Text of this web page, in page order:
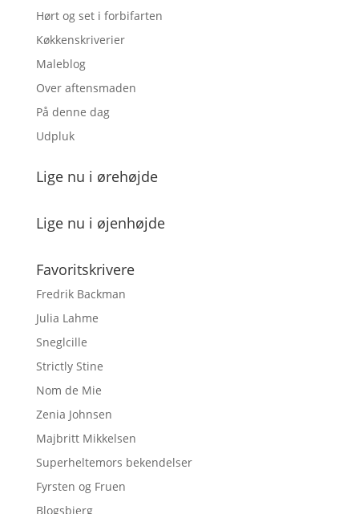
Hørt og set i forbifarten
Køkkenskriverier
Maleblog
Over aftensmaden
På denne dag
Udpluk
Lige nu i ørehøjde
Lige nu i øjenhøjde
Favoritskrivere
Fredrik Backman
Julia Lahme
Sneglcille
Strictly Stine
Nom de Mie
Zenia Johnsen
Majbritt Mikkelsen
Superheltemors bekendelser
Fyrsten og Fruen
Blogsbjerg